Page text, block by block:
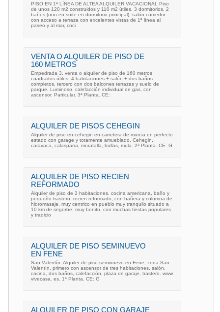
PISO EN 1ª LíNEA DE ALTEA ALQUILER VACACIONAL Piso
de unos 120 m2 construidos y 110 m2 útiles. 3 dormitorios, 2
baños (uno en suite en dormitorio principal), salón-comedor
con acceso a terraza con excelentes vistas de 1ª línea al
paseo y al mar, coci
VENTA O ALQUILER DE PISO DE
160 METROS
Empedrada 3. venta o alquiler de piso de 160 metros
cuadrados útiles. 4 habitaciones + salón + dos baños
completos, tercero con dos balcones terrazas y suelo de
parque. Luminoso, calefacción individual de gas, con
ascensor. Particular. 3ª Planta. CE:
ALQUILER DE PISOS CEHEGIN
Alquiler de piso en cehegin en carretera de murcia en perfecto
estado con garage y totamente amueblado. Cehegin,
caravaca, calasparra, moratalla, bullas, mula. 2ª Planta. CE: G
ALQUILER DE PISO RECIEN
REFORMADO
Alquiler de piso de 3 habitaciones, cocina americana, baño y
pequeño trastero, recien reformado, con bañera y columna de
hidromasaje, muy centrico en pueblo muy tranquilo situado a
10 km de segorbe, muy bonito, con muchas fiestas populares
y tradicio
ALQUILER DE PISO SEMINUEVO
EN FENE
San Valentín. Alquiler de piso seminuevo en Fene, zona San
Valentín, primero con ascensor de tres habitaciones, salón,
cocina, dos baños, calefacción, plaza de garaje, trastero. www.
vivecasa. es. 1ª Planta. CE: G
ALQUILER DE PISO CON GARAJE